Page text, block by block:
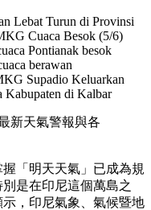
Lebat Turun di Provinsi
Cuaca Besok (5/6)
Pontianak besok
berawan
Supadio Keluarkan
Kabupaten di Kalbar
新天氣警報與各
「明天天氣」已成為規
是在印尼這個萬島之
，印尼氣象、氣候暨地